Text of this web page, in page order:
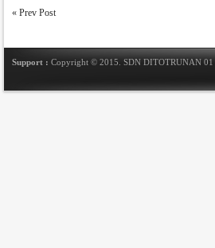
« Prev Post
Support : Copyright © 2015. SDN DITOTRUNAN 01